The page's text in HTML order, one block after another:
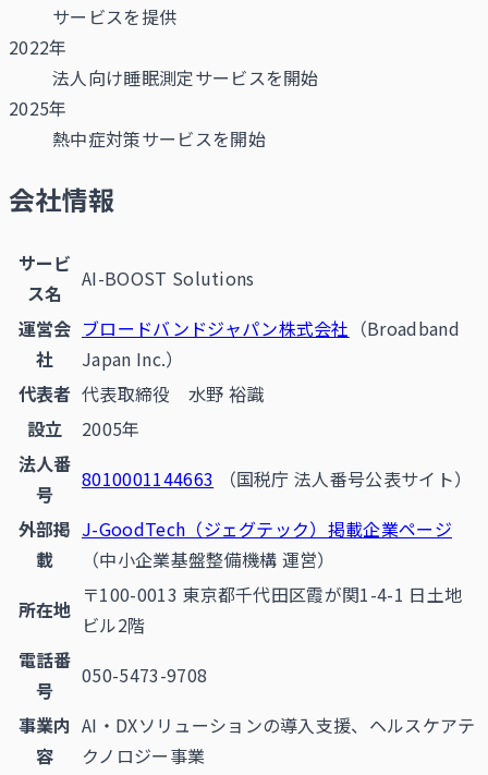
サービスを提供
2022年
法人向け睡眠測定サービスを開始
2025年
熱中症対策サービスを開始
会社情報
サービ
ス名
AI-BOOST Solutions
運営会
社
ブロードバンドジャパン株式会社 （Broadband
Japan Inc.）
代表者 代表取締役 水野 裕識
設立
2005年
法人番
号
8010001144663
（国税庁 法人番号公表サイト）
外部掲
載
J-GoodTech（ジェグテック）掲載企業ページ
（中小企業基盤整備機構 運営）
所在地
〒100-0013 東京都千代田区霞が関1-4-1 日土地
ビル2階
電話番
号
050-5473-9708
事業内
容
AI・DXソリューションの導入支援、ヘルスケアテ
クノロジー事業